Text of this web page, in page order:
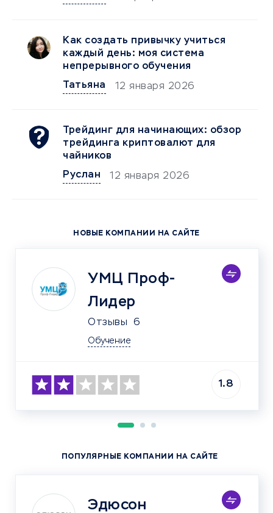
Как создать привычку учиться
каждый день: моя система
непрерывного обучения
Татьяна
12 января 2026
Трейдинг для начинающих: обзор
трейдинга криптовалют для
чайников
Руслан
12 января 2026
НОВЫЕ КОМПАНИИ НА САЙТЕ
УМЦ Проф-
Лидер
Отзывы 6
Обучение
1.8
ПОПУЛЯРНЫЕ КОМПАНИИ НА САЙТЕ
Эдюсон